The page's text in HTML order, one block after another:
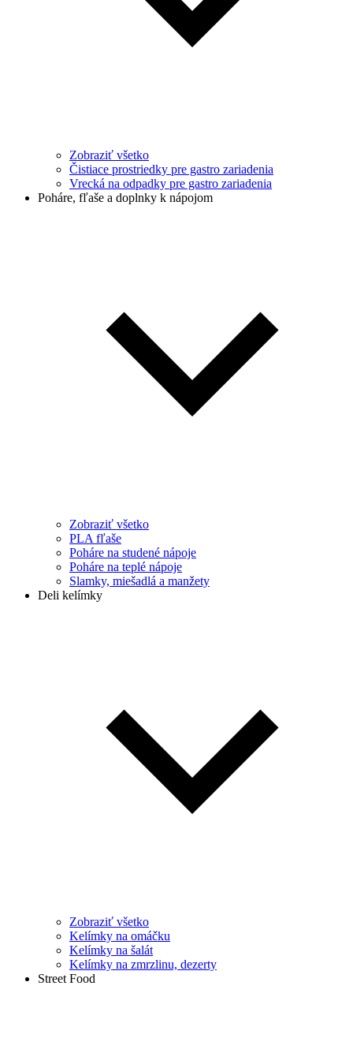
Zobraziť všetko
Čistiace prostriedky pre gastro zariadenia
Vrecká na odpadky pre gastro zariadenia
Poháre, fľaše a doplnky k nápojom
Zobraziť všetko
PLA fľaše
Poháre na studené nápoje
Poháre na teplé nápoje
Slamky, miešadlá a manžety
Deli kelímky
Zobraziť všetko
Kelímky na omáčku
Kelímky na šalát
Kelímky na zmrzlinu, dezerty
Street Food